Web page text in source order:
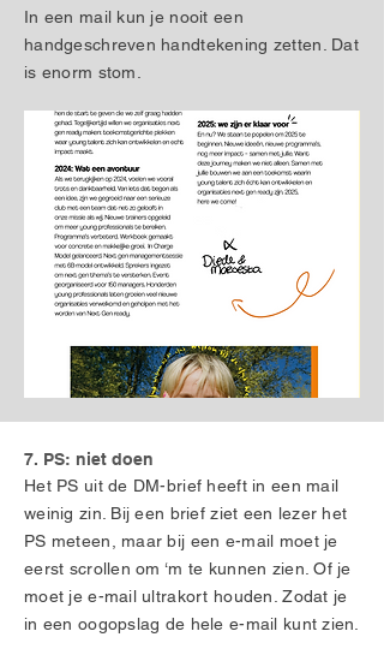
In een mail kun je nooit een
handgeschreven handtekening zetten. Dat
is enorm stom.
7. PS: niet doen
Het PS uit de DM-brief heeft in een mail
weinig zin. Bij een brief ziet een lezer het
PS meteen, maar bij een e-mail moet je
eerst scrollen om ‘m te kunnen zien. Of je
moet je e-mail ultrakort houden. Zodat je
in een oogopslag de hele e-mail kunt zien.